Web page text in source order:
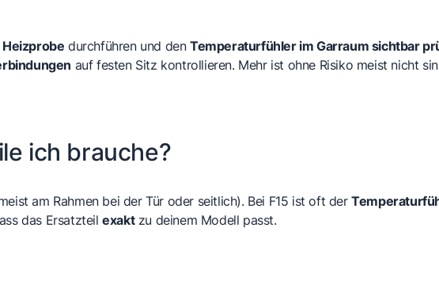
durchführen und denTemperaturfühler im Garraum sichtbar
auf festen Sitz kontrollieren. Mehr ist ohne Risiko meist nicht
ich brauche?
am Rahmen bei der Tür oder seitlich). Bei F15 ist oft der
das Ersatzteilexaktzu deinem Modell passt.